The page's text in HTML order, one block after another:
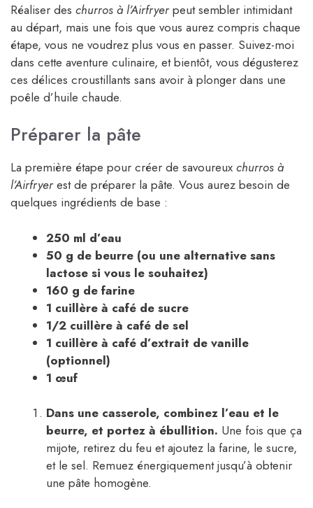
Réaliser des churros à l’Airfryerpeut sembler intimidant
au départ, mais une fois que vous aurez compris chaque
étape, vous ne voudrez plus vous en passer. Suivez-moi
dans cette aventure culinaire, et bientôt, vous dégusterez
ces délices croustillants sans avoir à plonger dans une
poêle d’huile chaude.
Préparer la pâte
La première étape pour créer de savoureux churros à
l’Airfryerest de préparer la pâte. Vous aurez besoin de
quelques ingrédients de base :
250 ml d’eau
50 g de beurre (ou une alternative sans
lactose si vous le souhaitez)
160 g de farine
1 cuillère à café de sucre
1/2 cuillère à café de sel
1 cuillère à café d’extrait de vanille
(optionnel)
1 œuf
Dans une casserole, combinez l’eau et le
beurre, et portez à ébullition. Une fois que ça
mijote, retirez du feu et ajoutez la farine, le sucre,
et le sel. Remuez énergiquement jusqu’à obtenir
une pâte homogène.